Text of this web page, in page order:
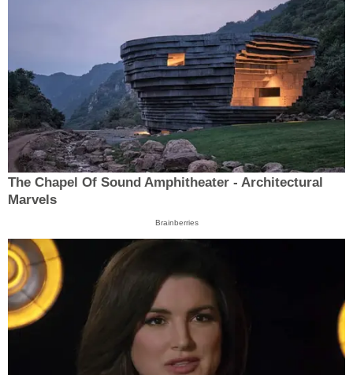
The Chapel Of Sound Amphitheater - Architectural
Marvels
Brainberries